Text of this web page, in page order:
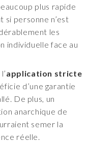
plus rapide
si personne n’est
les
individuelle face au
application stricte
d’une garantie
De plus, un
anarchique de
semer la
réelle.